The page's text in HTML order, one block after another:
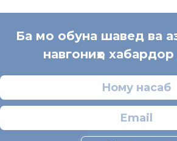
Ба мо обуна шавед ва
навгониҳо